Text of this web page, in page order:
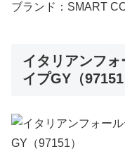
ブランド：SMART
イタリアンフ
イプGY（97151